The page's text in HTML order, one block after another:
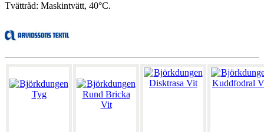
Tvättråd: Maskintvätt, 40°C.